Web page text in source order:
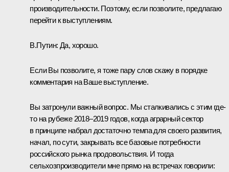
производительности. Поэтому, если позволите, предлагаю
перейти к выступлениям.
В.Путин: Да, хорошо.
Если Вы позволите, я тоже пару слов скажу в порядке
комментария на Ваше выступление.
Вы затронули важный вопрос. Мы сталкивались с этим где-
то на рубеже 2018–2019 годов, когда аграрный сектор
в принципе набрал достаточно темпа для своего развития,
начал, по сути, закрывать все базовые потребности
российского рынка продовольствия. И тогда
сельхозпроизводители мне прямо на встречах говорили: